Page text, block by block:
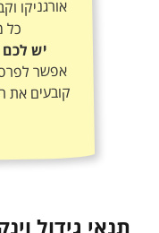
כל
יש
אפשר
קובעים את
תנאי גידול